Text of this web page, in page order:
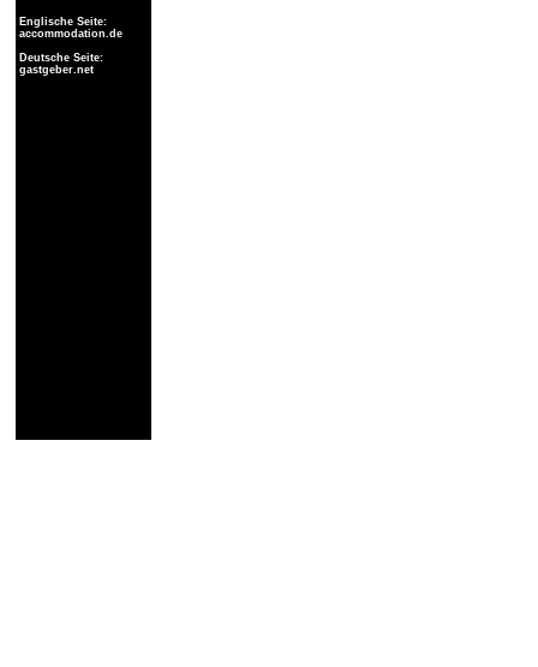
Englische Seite:
accommodation.de
Deutsche Seite:
gastgeber.net